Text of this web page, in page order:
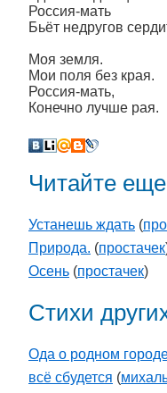
Россия-мать
Бьёт недругов
Моя земля.
Мои поля без края.
Россия-мать,
Конечно лучше рая.
Читайте
Устанешь ждать (
Природа. (простачек
Осень (простачек)
Стихи
Ода о родном
всё сбудется (